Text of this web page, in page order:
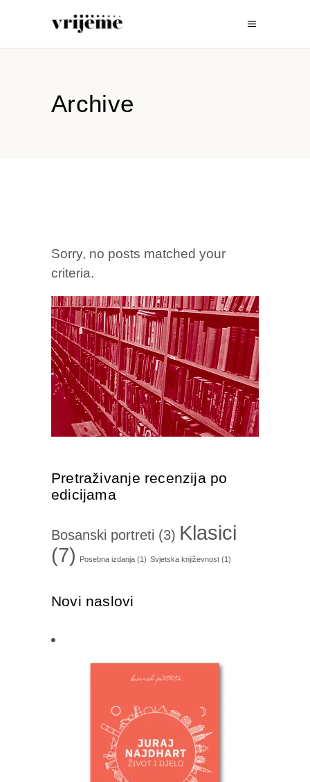
Archive
Sorry, no posts matched your
criteria.
Pretraživanje recenzija po
edicijama
Bosanski portreti (3) Klasici
(7)
Posebna izdanja (1) Svjetska književnost (1)
Novi naslovi